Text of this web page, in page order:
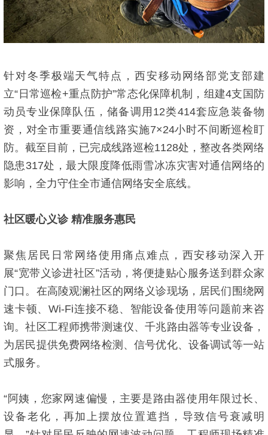
针对冬季极端天气特点，西安移动网络部党支部建
立“日常巡检+重点防护”常态化保障机制，组建4支国防
动员专业保障队伍，储备调用12类414套应急装备物
资，对全市重要通信线路实施7×24小时不间断巡检盯
防。截至目前，已完成线路巡检1128处，整改各类网络
隐患317处，最大限度降低雨雪冰冻灾害对通信网络的
影响，全力守住全市通信网络安全底线。
社区暖心义诊 精准服务惠民
聚焦居民日常网络使用痛点难点，西安移动深入开
展“宽带义诊进社区”活动，将便捷贴心服务送到群众家
门口。在高陵观澜社区的网络义诊现场，居民们围绕网
速卡顿、Wi-Fi连接不稳、智能设备使用等问题前来咨
询。社区工程师携带测速仪、千兆路由器等专业设备，
为居民提供免费网络检测、信号优化、设备调试等一站
式服务。
“阿姨，您家网速偏慢，主要是路由器使用年限过长、
设备老化，再加上摆放位置遮挡，导致信号衰减明